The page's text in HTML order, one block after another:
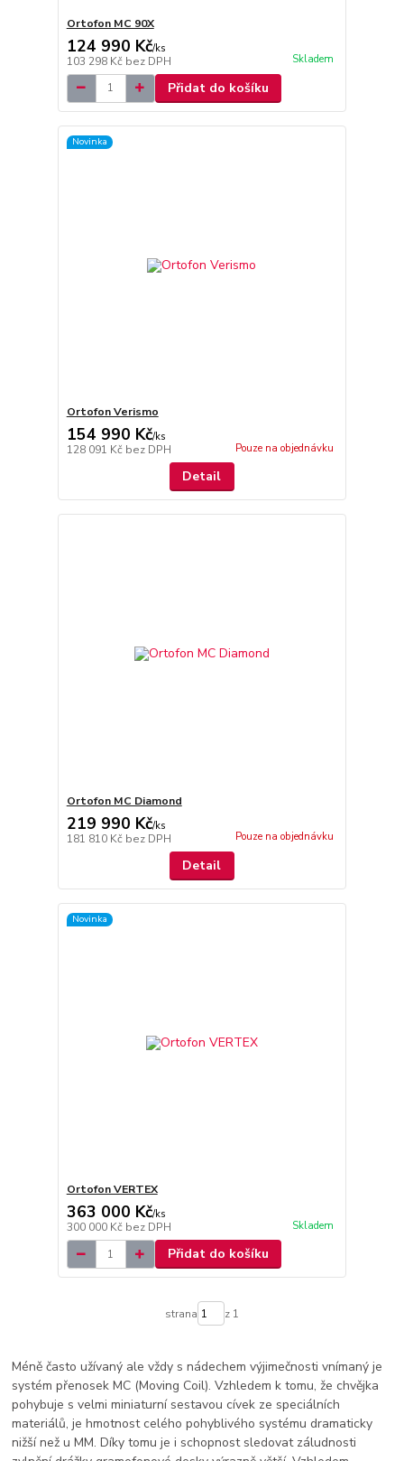
Ortofon MC 90X
124 990 Kč/ks
103 298 Kč bez DPH Skladem
Přidat do košíku
Novinka
Ortofon Verismo
154 990 Kč/ks
128 091 Kč bez DPH Pouze na objednávku
Detail
Ortofon MC Diamond
219 990 Kč/ks
181 810 Kč bez DPH Pouze na objednávku
Detail
Novinka
Ortofon VERTEX
363 000 Kč/ks
300 000 Kč bez DPH Skladem
Přidat do košíku
strana z 1
Méně často užívaný ale vždy s nádechem výjimečnosti vnímaný je
systém přenosek MC (Moving Coil). Vzhledem k tomu, že chvějka
pohybuje s velmi miniaturní sestavou cívek ze speciálních
materiálů, je hmotnost celého pohyblivého systému dramaticky
nižší než u MM. Díky tomu je i schopnost sledovat záludnosti